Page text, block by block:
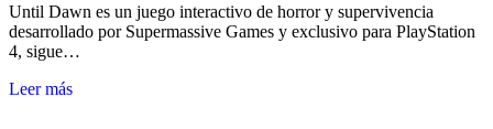
Until Dawn es un juego interactivo de horror y supervivencia
desarrollado por Supermassive Games y exclusivo para PlayStation
4, sigue…
Leer más